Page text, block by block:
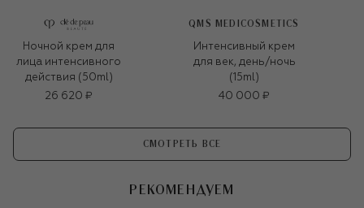
Ночной крем для
лица интенсивного
действия (50ml)
26 620 ₽
QMS MEDICOSMETICS
Интенсивный крем
для век, день/ночь
(15ml)
40 000 ₽
СМОТРЕТЬ ВСЕ
РЕКОМЕНДУЕМ